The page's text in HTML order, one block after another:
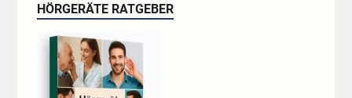
HÖRGERÄTE RATGEBER